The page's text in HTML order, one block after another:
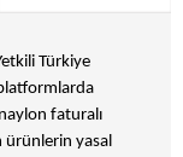
Türkiye
faturalı
ürünlerin yasal